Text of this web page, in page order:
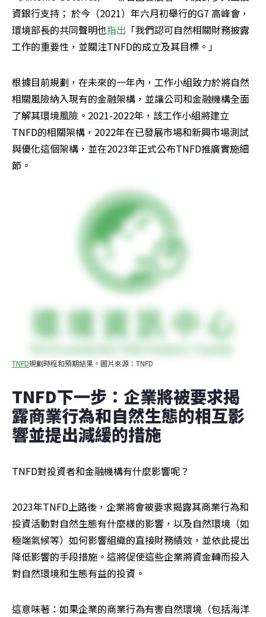
資銀行支持； 於今（2021）年六月初舉行的G7 高峰會，
環境部長的共同聲明也指出 「我們認可自然相關財務披露
工作的重要性，並關注TNFD的成立及其目標。」
根據目前規劃，在未來的一年內，工作小組致力於將自然
相關風險納入現有的金融架構，並讓公司和金融機構全面
了解其環境風險。2021-2022年，該工作小組將建立
TNFD的相關架構，2022年在已發展市場和新興市場測試
與優化這個架構，並在2023年正式公布TNFD推廣實施細
節。
TNFD規劃時程和預期結果。圖片來源：TNFD
TNFD下一步：企業將被要求揭
露商業行為和自然生態的相互影
響並提出減緩的措施
TNFD對投資者和金融機構有什麼影響呢？
2023年TNFD上路後，企業將會被要求揭露其商業行為和
投資活動對自然生態有什麼樣的影響，以及自然環境（如
極端氣候等）如何影響組織的直接財務績效，並依此提出
降低影響的手段措施。這將促使這些企業將資金轉而投入
對自然環境和生態有益的投資。
這意味著：如果企業的商業行為有害自然環境（包括海洋